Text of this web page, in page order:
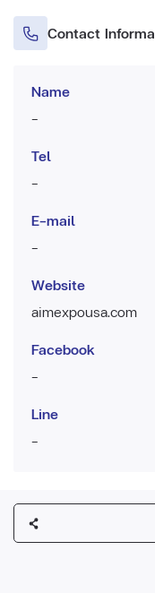
Contact
Name
-
Tel
-
E-mail
-
Website
aimexpousa.com
Facebook
-
Line
-